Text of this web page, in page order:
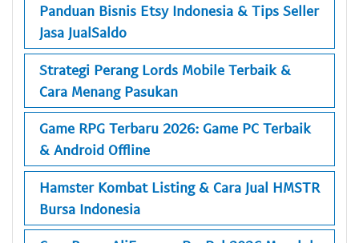
Panduan Bisnis Etsy Indonesia & Tips Seller
Jasa JualSaldo
Strategi Perang Lords Mobile Terbaik &
Cara Menang Pasukan
Game RPG Terbaru 2026: Game PC Terbaik
& Android Offline
Hamster Kombat Listing & Cara Jual HMSTR
Bursa Indonesia